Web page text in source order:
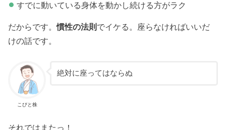
すでに動いている身体を動かし続ける方がラク
だからです。慣性の法則 でイケる。座らなければいいだ
けの話です。
こびと株
絶対に座ってはならぬ
それではまたっ！